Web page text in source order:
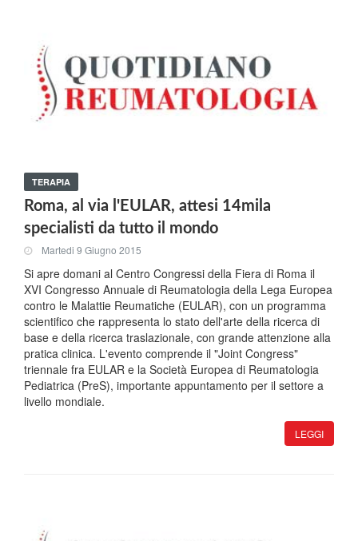
TERAPIA
Roma, al via l'EULAR, attesi 14mila
specialisti da tutto il mondo
Martedi 9 Giugno 2015
Si apre domani al Centro Congressi della Fiera di Roma il
XVI Congresso Annuale di Reumatologia della Lega Europea
contro le Malattie Reumatiche (EULAR), con un programma
scientifico che rappresenta lo stato dell'arte della ricerca di
base e della ricerca traslazionale, con grande attenzione alla
pratica clinica. L'evento comprende il "Joint Congress"
triennale fra EULAR e la Società Europea di Reumatologia
Pediatrica (PreS), importante appuntamento per il settore a
livello mondiale.
LEGGI